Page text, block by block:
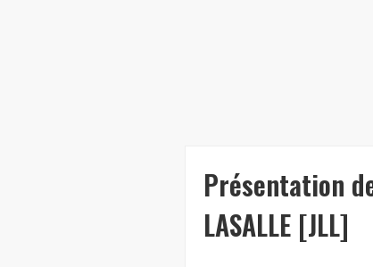
Présentation
LASALLE [JLL]